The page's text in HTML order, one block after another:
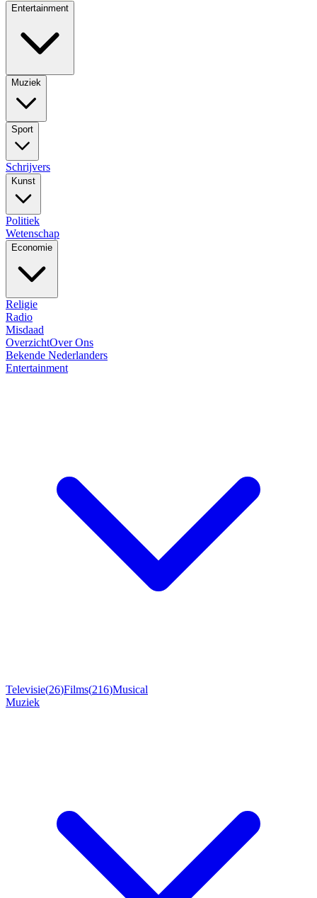
Entertainment
Muziek
Sport
Schrijvers
Kunst
Politiek
Wetenschap
Economie
Religie
Radio
Misdaad
OverzichtOver Ons
Bekende Nederlanders
Entertainment
Televisie(26)Films(216)Musical
Muziek